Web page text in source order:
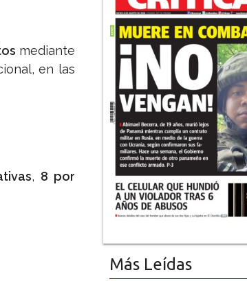
mediante
en las
, 8 por
Más Leídas